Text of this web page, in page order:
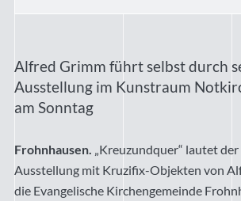
Alfred Grimm führt selbst durch
Ausstellung im Kunstraum
am Sonntag
Frohnhausen. „Kreuzundquer“ lautet
Ausstellung mit Kruzifix-Objekten von
die Evangelische Kirchengemeinde